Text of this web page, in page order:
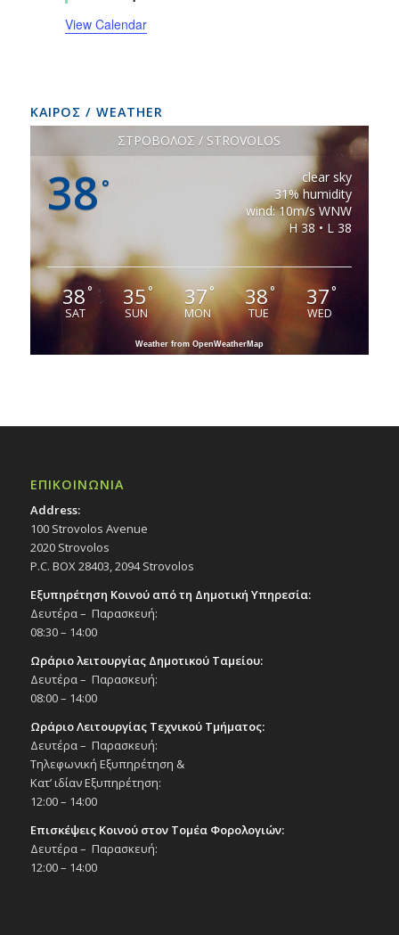
View Calendar
ΚΑΙΡΟΣ / WEATHER
ΣΤΡΟΒΟΛΟΣ / STROVOLOS
38 °
clear sky
31% humidity
wind: 10m/s WNW
H 38 • L 38
38°
SAT
35°
SUN
37°
MON
38°
TUE
37°
WED
Weather from OpenWeatherMap
ΕΠΙΚΟΙΝΩΝΙΑ
Address:
100 Strovolos Avenue
2020 Strovolos
P.C. BOX 28403, 2094 Strovolos
Εξυπηρέτηση Κοινού από τη Δημοτική Υπηρεσία:
Δευτέρα – Παρασκευή:
08:30 – 14:00
Ωράριο λειτουργίας Δημοτικού Ταμείου:
Δευτέρα – Παρασκευή:
08:00 – 14:00
Ωράριο Λειτουργίας Τεχνικού Τμήματος:
Δευτέρα – Παρασκευή:
Τηλεφωνική Εξυπηρέτηση &
Κατ’ ιδίαν Εξυπηρέτηση:
12:00 – 14:00
Επισκέψεις Κοινού στον Τομέα Φορολογιών:
Δευτέρα – Παρασκευή:
12:00 – 14:00